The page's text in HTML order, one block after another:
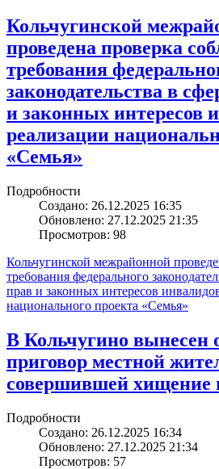
Кольчугинской
проведена проверка
требования
законодательства в
и законных интересов
реализации
«Семья»
Подробности
Создано: 26.12.2025 16:35
Обновлено: 27.12.2025 21:35
Просмотров: 98
Кольчугинской межрайонной
требования федерального
прав и законных интересов
национального проекта «Семья»
В Кольчугино вынесен
приговор местной
совершившей хищение
Подробности
Создано: 26.12.2025 16:34
Обновлено: 27.12.2025 21:34
Просмотров: 57